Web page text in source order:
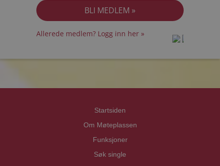
Allerede medlem? Logg inn her »
Startsiden
Om Møteplassen
Funksjoner
Søk single